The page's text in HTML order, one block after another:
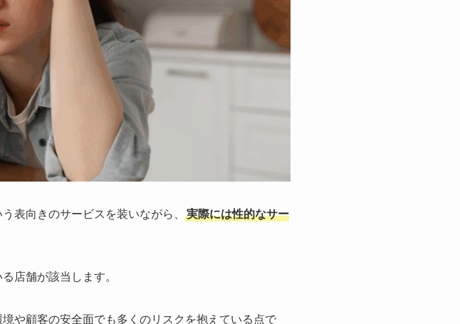
表向きのサービスを装いながら、
実際には性的なサー
店舗が該当します。
や顧客の安全面でも多くのリスクを抱えている点で